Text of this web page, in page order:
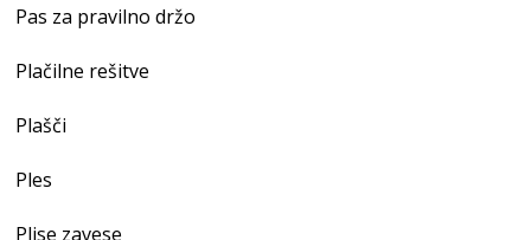
Pas za pravilno držo
Plačilne rešitve
Plašči
Ples
Plise zavese